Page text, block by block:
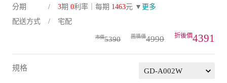
分期
3期 0利率｜每期 1463元 ▼ 更多
配送方式
宅配
5390 4990 4391
規格